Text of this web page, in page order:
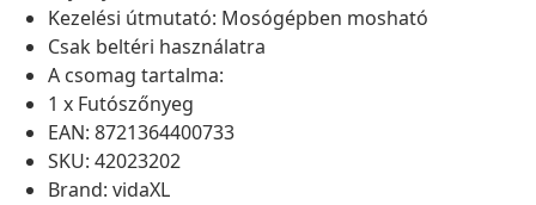
Kezelési útmutató: Mosógépben mosható
Csak beltéri használatra
A csomag tartalma:
1 x Futószőnyeg
EAN: 8721364400733
SKU: 42023202
Brand: vidaXL